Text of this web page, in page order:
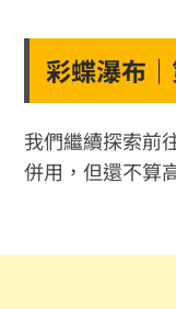
彩蝶瀑布
我們繼續探索前
併用，但還不算